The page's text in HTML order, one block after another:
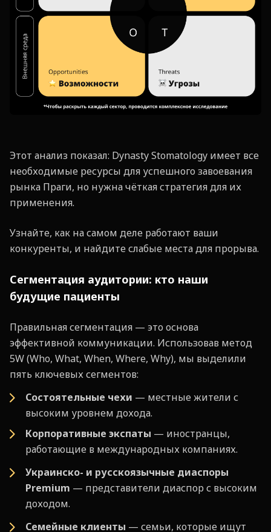
Этот анализ показал: Dynasty Stomatology имеет все
необходимые ресурсы для успешного завоевания
рынка Праги, но нужна чёткая стратегия для их
применения.
Узнайте, как на самом деле работают ваши
конкуренты, и найдите слабые места для прорыва.
Сегментация аудитории: кто наши
будущие пациенты
Правильная сегментация — это основа
эффективной коммуникации. Использовав метод
5W (Who, What, When, Where, Why), мы выделили
пять ключевых сегментов:
Состоятельные чехи — местные жители с
высоким уровнем дохода.
Корпоративные экспаты — иностранцы,
работающие в международных компаниях.
Украинско- и русскоязычные диаспоры
Premium — представители диаспор с высоким
доходом.
Семейные клиенты — семьи, которые ищут